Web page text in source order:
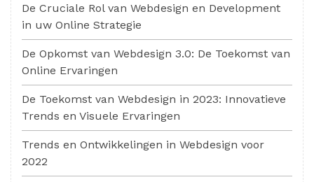
De Cruciale Rol van Webdesign en Development
in uw Online Strategie
De Opkomst van Webdesign 3.0: De Toekomst van
Online Ervaringen
De Toekomst van Webdesign in 2023: Innovatieve
Trends en Visuele Ervaringen
Trends en Ontwikkelingen in Webdesign voor
2022